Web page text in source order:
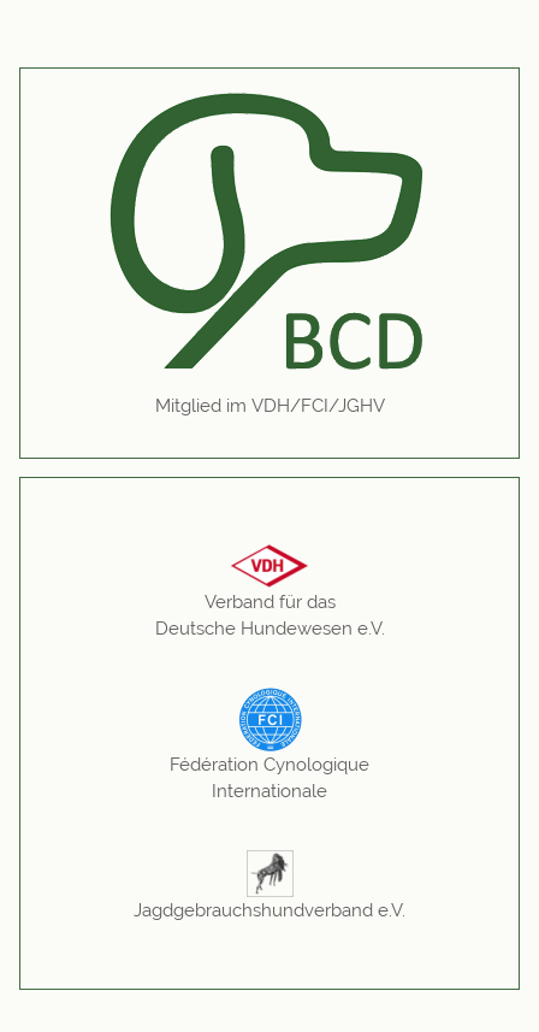
Mitglied im VDH/FCI/JGHV
Verband für das
Deutsche Hundewesen e.V.
Fédération Cynologique
Internationale
Jagdgebrauchshundverband e.V.